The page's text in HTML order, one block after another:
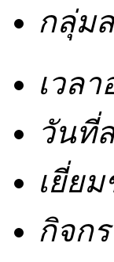
กลุ่ม
เวล
วันที่
เยี่ย
กิจก